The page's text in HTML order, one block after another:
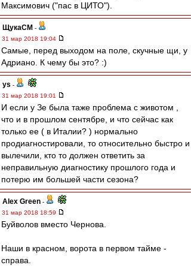
Максимович ("пас в ЦИТО").
ЩукаСМ -
31 мар 2018 19:04
Самые, перед выходом на поле, скучные щи, у
Адриано. К чему бы это? :)
ys -
31 мар 2018 19:01
И если у Зе была таже проблема с животом ,
что и в прошлом сентябре, и что сейчас как
только ее ( в Италии? ) нормально
продиагностировали, то относительно быстро и
вылечили, кто то должен ответить за
неправильную диагностику прошлого года и
потерю им большей части сезона?
Alex Green -
31 мар 2018 18:59
Буйволов вместо Чернова.
Наши в красном, ворота в первом тайме -
справа.